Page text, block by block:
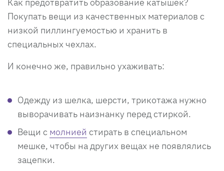
Покупать вещи из качественных материалов с
низкой пиллингуемостью и хранить в
специальных чехлах.
И конечно же, правильно ухаживать:
Одежду из шелка, шерсти, трикотажа нужно
выворачивать наизнанку перед стиркой.
Вещи с молнией стирать в специальном
мешке, чтобы на других вещах не появлялись
зацепки.